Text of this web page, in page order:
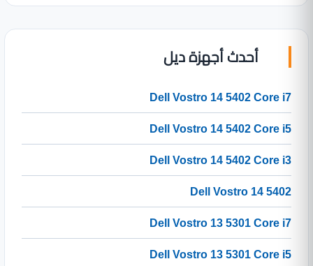
أحدث أجهزة ديل
Dell Vostro 14 5402 Core i7
Dell Vostro 14 5402 Core i5
Dell Vostro 14 5402 Core i3
Dell Vostro 14 5402
Dell Vostro 13 5301 Core i7
Dell Vostro 13 5301 Core i5